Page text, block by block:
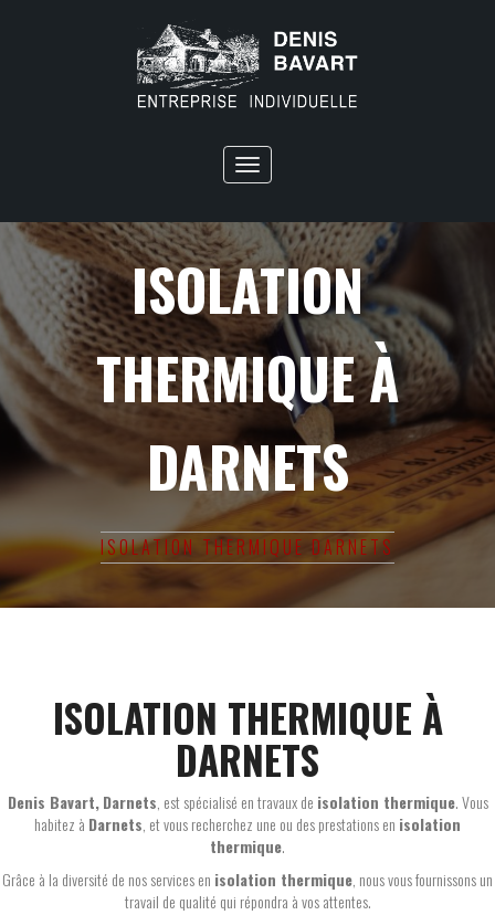
Toggle
navigation
ISOLATION
THERMIQUE À
DARNETS
ISOLATION THERMIQUE DARNETS
ISOLATION THERMIQUE À
DARNETS
Denis Bavart, Darnets, est spécialisé en travaux de isolation thermique. Vous
habitez à Darnets, et vous recherchez une ou des prestations en isolation
thermique.
Grâce à la diversité de nos services en isolation thermique, nous vous fournissons un
travail de qualité qui répondra à vos attentes.